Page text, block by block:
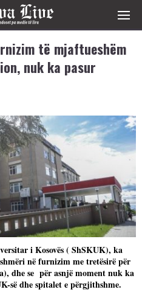
të mjaftueshëm
nuk ka pasur
i Kosovës ( ShSKUK), ka
në furnizim me tretësirë për
dhe se për asnjë moment nuk ka
së dhe spitalet e përgjithshme.